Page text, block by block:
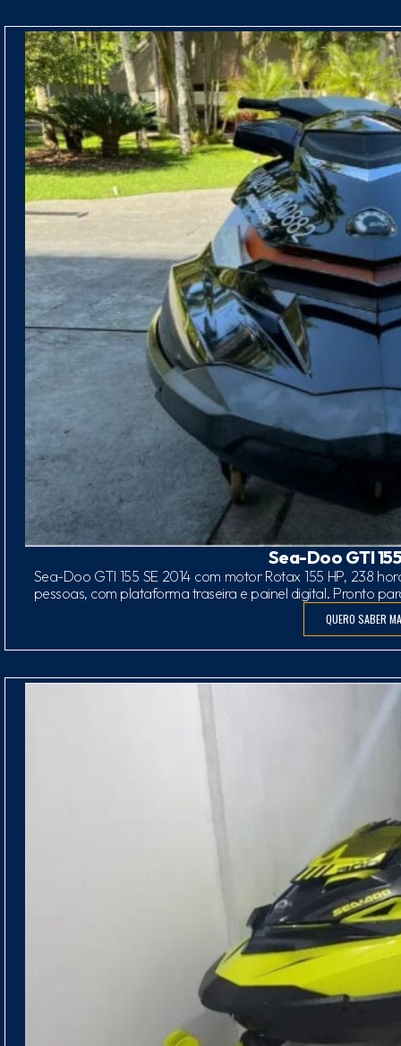
Sea-Doo GTI
Sea-Doo GTI 155 SE 2014 com motor Rotax 155 HP, 238
pessoas, com plataforma traseira e painel digital. Pronto
QUERO SABER